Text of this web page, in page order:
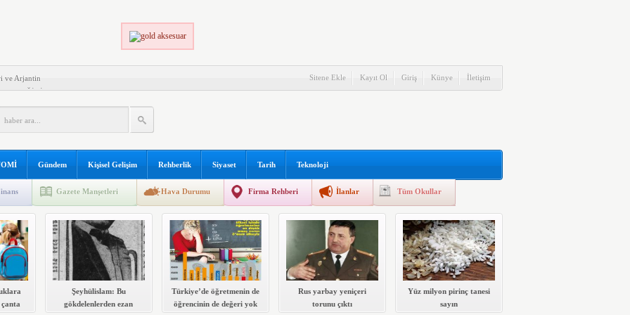
ve Arjantin
ŞEYLER!
OLMANIN KOŞULLARI
ONLARLA BAŞEDEBİLME
GÜÇLÜKLER
İLE İLGİLİ KAYNAK KİTAP LİSTESİ
Sitene Ekle Kayıt Ol Giriş Künye İletişim
Gündem Kişisel Gelişim Rehberlik Siyaset Tarih Teknoloji
Gazete Manşetleri Hava Durumu Firma Rehberi İlanlar Tüm Okullar
Şeyhülislam: Bu
gökdelenlerden ezan
Türkiye’de öğretmenin de
öğrencinin de değeri yok
Rus yarbay yeniçeri
torunu çıktı
Yüz milyon pirinç tanesi
sayın